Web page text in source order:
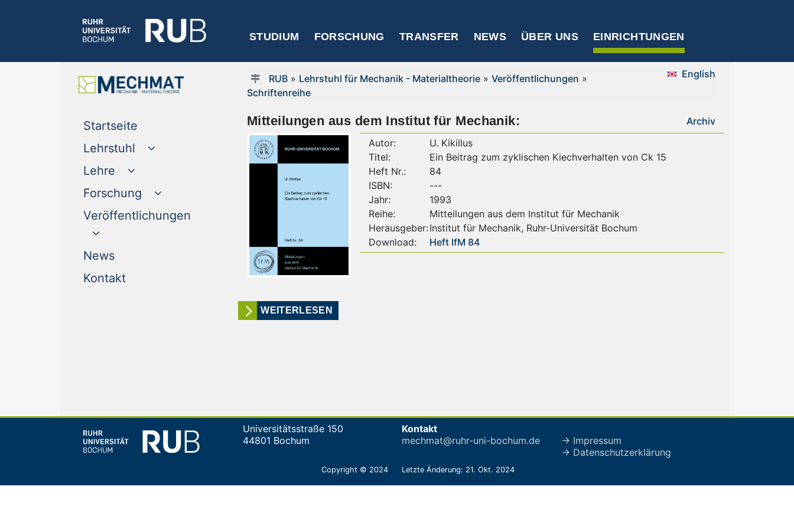
STUDIUM FORSCHUNG TRANSFER NEWS ÜBER UNS EINRICHTUNGEN
Startseite
Lehrstuhl
Lehre
Forschung
Veröffentlichungen
News(current)
Kontakt(current)
RUB» Lehrstuhl für Mechanik - Materialtheorie» Veröffentlichungen »
Schriftenreihe
English
Mitteilungen aus dem Institut für Mechanik:
Archiv
Autor:
U. Kikillus
Titel:
Ein Beitrag zum zyklischen Kiechverhalten von Ck 15
Heft Nr.:
84
ISBN:
---
Jahr:
1993
Reihe:
Mitteilungen aus dem Institut für Mechanik
Herausgeber:Institut für Mechanik, Ruhr-Universität Bochum
Download:
Heft IfM 84
WEITERLESEN
Universitätsstraße 150
44801 Bochum
Kontakt
mechmat@ruhr-uni-bochum.de
→ Impressum
→ Datenschutzerklärung
Copyright © 2024 Letzte Änderung: 21. Okt. 2024